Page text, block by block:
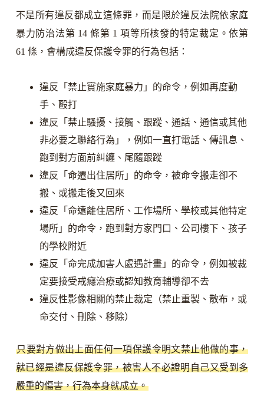
不是所有違反都成立這條罪，而是限於違反法院依家庭
暴力防治法第 14 條第 1 項等所核發的特定裁定。依第
61 條，會構成違反保護令罪的行為包括：
違反「禁止實施家庭暴力」的命令，例如再度動
手、毆打
違反「禁止騷擾、接觸、跟蹤、通話、通信或其他
非必要之聯絡行為」，例如一直打電話、傳訊息、
跑到對方面前糾纏、尾隨跟蹤
違反「命遷出住居所」的命令，被命令搬走卻不
搬、或搬走後又回來
違反「命遠離住居所、工作場所、學校或其他特定
場所」的命令，跑到對方家門口、公司樓下、孩子
的學校附近
違反「命完成加害人處遇計畫」的命令，例如被裁
定要接受戒癮治療或認知教育輔導卻不去
違反性影像相關的禁止裁定（禁止重製、散布，或
命交付、刪除、移除）
只要對方做出上面任何一項保護令明文禁止他做的事，
就已經是違反保護令罪，被害人不必證明自己又受到多
嚴重的傷害，行為本身就成立。